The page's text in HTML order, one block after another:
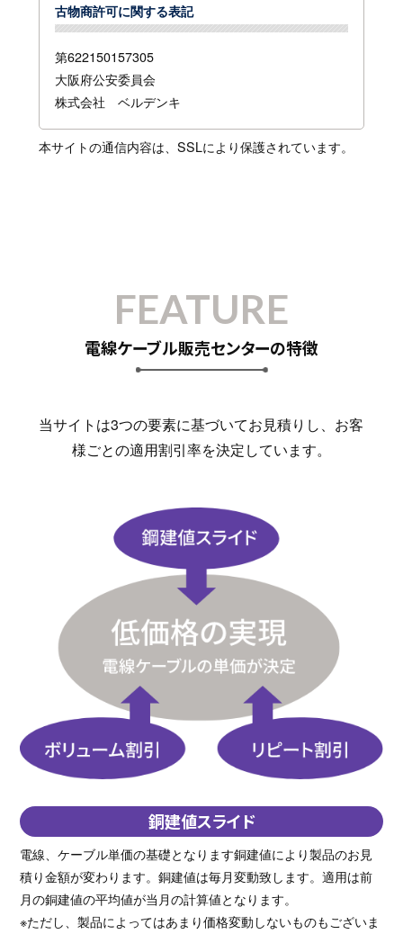
古物商許可に関する表記
第622150157305
大阪府公安委員会
株式会社 ベルデンキ
本サイトの通信内容は、SSLにより保護されています。
FEATURE
電線ケーブル販売センターの特徴
当サイトは3つの要素に基づいてお見積りし、お客
様ごとの適用割引率を決定しています。
銅建値スライド
電線、ケーブル単価の基礎となります銅建値により製品のお見
積り金額が変わります。銅建値は毎月変動致します。適用は前
月の銅建値の平均値が当月の計算値となります。
※ただし、製品によってはあまり価格変動しないものもございま